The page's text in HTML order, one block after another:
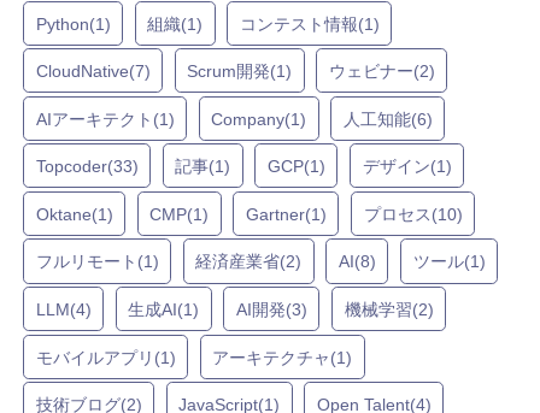
Python(1) 組織(1) コンテスト情報(1)
CloudNative(7) Scrum開発(1) ウェビナー(2)
AIアーキテクト(1) Company(1) 人工知能(6)
Topcoder(33) 記事(1) GCP(1) デザイン(1)
Oktane(1) CMP(1) Gartner(1) プロセス(10)
フルリモート(1) 経済産業省(2) AI(8) ツール(1)
LLM(4) 生成AI(1) AI開発(3) 機械学習(2)
モバイルアプリ(1) アーキテクチャ(1)
技術ブログ(2) JavaScript(1) Open Talent(4)